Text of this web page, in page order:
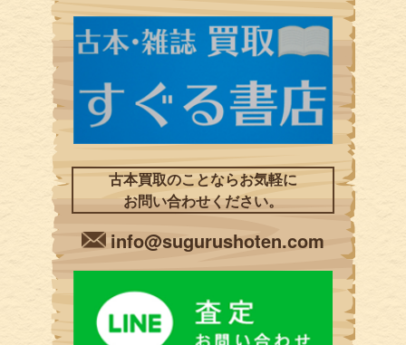
古本買取のことならお気軽に
お問い合わせください。
info@sugurushoten.com